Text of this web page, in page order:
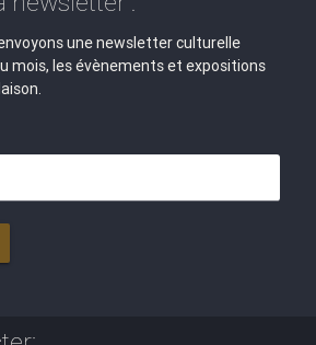
une newsletter culturelle
mois, les évènements et expositions